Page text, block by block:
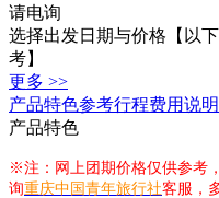
请电询
选择出发日期与价格 【以
考】
更多 >>
产品特色参考行程费用说明
产品特色
※注：网上团期价格仅供参考
询重庆中国青年旅行社客服，